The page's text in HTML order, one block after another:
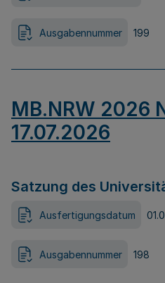
Ausgabennummer 199
MB.NRW 2026
17.07.2026
Satzung des
Ausfertigungsdatum
Ausgabennummer 198